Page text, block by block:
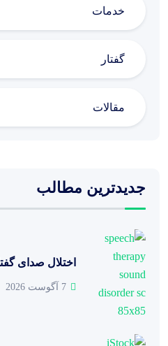
خدمات
گفتار
مقالات
جدیدترین مطالب
اختلال صدای
7 آگوست 2026